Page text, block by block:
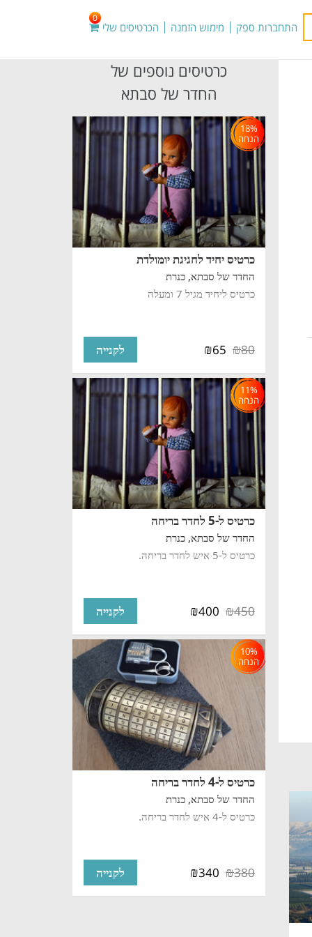
התחברות ספק מימוש הזמנה הכרטיסים שלי
0
כרטיסים נוספים של
החדר של סבתא
18%
הנחה
כרטיס יחיד לחגיגת יומולדת
החדר של סבתא, כנרת
כרטיס ליחיד מגיל 7 ומעלה
₪80
₪65 לקנייה
11%
הנחה
כרטיס ל-5 לחדר בריחה
החדר של סבתא, כנרת
כרטיס ל-5 איש לחדר בריחה.
₪450
₪400 לקנייה
10%
הנחה
כרטיס ל-4 לחדר בריחה
החדר של סבתא, כנרת
כרטיס ל-4 איש לחדר בריחה.
₪380
₪340 לקנייה